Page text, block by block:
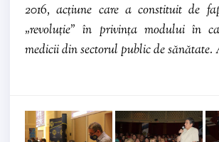
2016, acțiune care a constituit de
„revoluție” în privința modului în
medicii din sectorul public de